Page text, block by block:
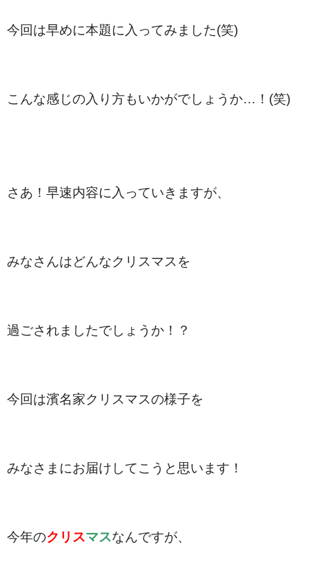
今回は早めに本題に入ってみました(笑)
こんな感じの入り方もいかがでしょうか…！(笑)
さ あ！早速内容に入っていきますが、
みなさんはどんなクリスマスを
過ごされましたでしょうか！？
今回は濱名家クリスマスの様子を
みなさまにお届けしてこうと思います！
今年のクリスマスなんですが、